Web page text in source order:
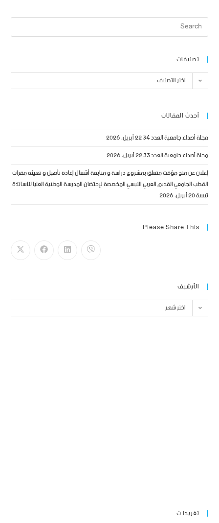
تصنيفات
اختر التصنيف
أحدث المقالات
مجلة أصداء جامعية العدد 34 22 أبريل، 2026
مجلة أصداء جامعية العدد 33 22 أبريل، 2026
إعلان عن منح مؤقت متعلق بمشروع دراسة و متابعة أشغال إعادة تأهيل و تهيئة مقرات
القطب الجامعي القديم العربي التبسي المخصصة لإحتضان المدرسة الوطنية العليا للأساتذة
تبسة20 أبريل، 2026
Please Share This
الأرشيف
اختر شهر
تغريدا ت